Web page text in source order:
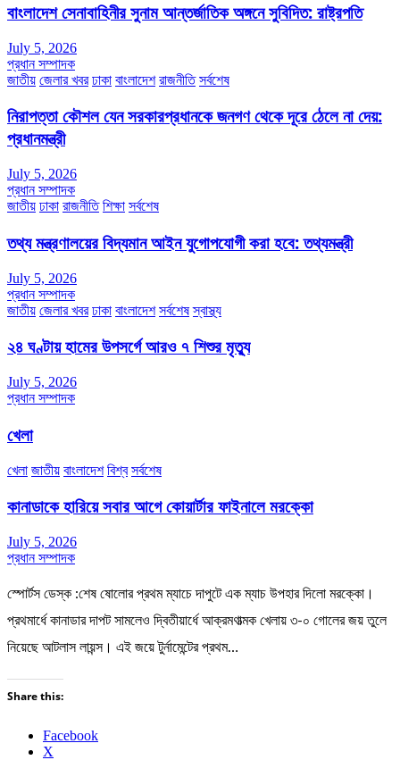
বাংলাদেশ সেনাবাহিনীর সুনাম আন্তর্জাতিক অঙ্গনে সুবিদিত: রাষ্ট্রপতি
July 5, 2026
প্রধান সম্পাদক
জাতীয় জেলার খবর ঢাকা বাংলাদেশ রাজনীতি সর্বশেষ
নিরাপত্তা কৌশল যেন সরকারপ্রধানকে জনগণ থেকে দূরে ঠেলে না দেয়:
প্রধানমন্ত্রী
July 5, 2026
প্রধান সম্পাদক
জাতীয় ঢাকা রাজনীতি শিক্ষা সর্বশেষ
তথ্য মন্ত্রণালয়ের বিদ্যমান আইন যুগোপযোগী করা হবে: তথ্যমন্ত্রী
July 5, 2026
প্রধান সম্পাদক
জাতীয় জেলার খবর ঢাকা বাংলাদেশ সর্বশেষ স্বাস্থ্য
২৪ ঘণ্টায় হামের উপসর্গে আরও ৭ শিশুর মৃত্যু
July 5, 2026
প্রধান সম্পাদক
খেলা
খেলা জাতীয় বাংলাদেশ বিশ্ব সর্বশেষ
কানাডাকে হারিয়ে সবার আগে কোয়ার্টার ফাইনালে মরক্কো
July 5, 2026
প্রধান সম্পাদক
স্পোর্টস ডেস্ক :শেষ ষোলোর প্রথম ম্যাচে দাপুটে এক ম্যাচ উপহার দিলো মরক্কো।
প্রথমার্ধে কানাডার দাপট সামলেও দ্বিতীয়ার্ধে আক্রমণাত্মক খেলায় ৩-০ গোলের জয় তুলে
নিয়েছে আটলাস লায়ন্স। এই জয়ে টুর্নামেন্টের প্রথম…
Share this:
Facebook
X